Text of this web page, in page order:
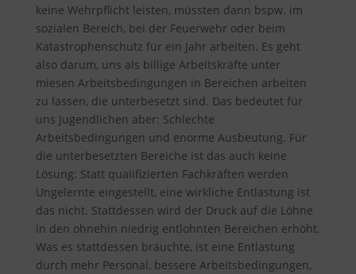
keine Wehrpflicht leisten, müssten dann bspw. im
sozialen Bereich, bei der Feuerwehr oder beim
Katastrophenschutz für ein Jahr arbeiten. Es geht
also darum, uns als billige Arbeitskräfte unter
miesen Arbeitsbedingungen in Bereichen arbeiten
zu lassen, die unterbesetzt sind. Das bedeutet für
uns Jugendlichen aber: Schlechte
Arbeitsbedingungen und enorme Ausbeutung. Für
die unterbesetzten Bereiche ist das auch keine
Lösung: Statt qualifizierten Fachkräften werden
Ungelernte eingestellt, eine wirkliche Entlastung ist
das nicht. Stattdessen wird der Druck auf die Löhne
in den ohnehin niedrig entlohnten Bereichen erhöht.
Was es stattdessen bräuchte, ist eine Entlastung
durch mehr Personal, bessere Arbeitsbedingungen,